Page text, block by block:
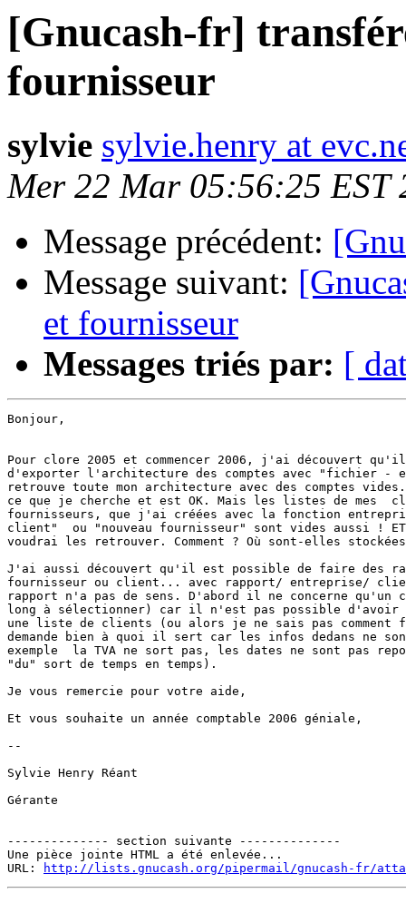
[Gnucash-fr]
fournisseur
sylvie sylvie.henry at
Mer 22 Mar 05:56:25 EST
Message précédent:
Message suivant:
et fournisseur
Messages triés par: [
Bonjour,
Pour clore 2005 et commencer 2006, j'ai découvert
d'exporter l'architecture des comptes avec "fichier
retrouve toute mon architecture avec des comptes
ce que je cherche et est OK. Mais les listes de mes
fournisseurs, que j'ai créées avec la fonction
client"  ou "nouveau fournisseur" sont vides aussi !
voudrai les retrouver. Comment ? Où sont-elles
J'ai aussi découvert qu'il est possible de faire des
fournisseur ou client... avec rapport/ entreprise/
rapport n'a pas de sens. D'abord il ne concerne
long à sélectionner) car il n'est pas possible d'avoir
une liste de clients (ou alors je ne sais pas
demande bien à quoi il sert car les infos dedans ne
exemple  la TVA ne sort pas, les dates ne sont pas
"du" sort de temps en temps).
Je vous remercie pour votre aide,
Et vous souhaite un année comptable 2006 géniale,
--
Sylvie Henry Réant
Gérante
-------------- section suivante --------------
Une pièce jointe HTML a été enlevée...
URL:
http://lists.gnucash.org/pipermail/gnucash-fr/